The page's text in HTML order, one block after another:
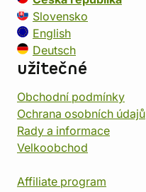
Slovensko
English
Deutsch
užitečné
Obchodní podmínky
Ochrana osobních údajů
Rady a informace
Velkoobchod
Affiliate program